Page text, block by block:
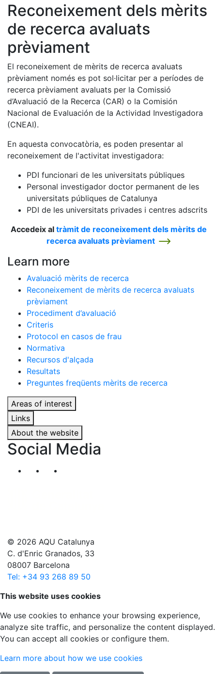
Reconeixement dels mèrits
de recerca avaluats
prèviament
El reconeixement de mèrits de recerca avaluats
prèviament només es pot sol·licitar per a períodes de
recerca prèviament avaluats per la Comissió
d’Avaluació de la Recerca (CAR) o la Comisión
Nacional de Evaluación de la Actividad Investigadora
(CNEAI).
En aquesta convocatòria, es poden presentar al
reconeixement de l'activitat investigadora:
PDI funcionari de les universitats públiques
Personal investigador doctor permanent de les
universitats públiques de Catalunya
PDI de les universitats privades i centres adscrits
Accedeix al tràmit de reconeixement dels mèrits de
recerca avaluats prèviament
Learn more
Avaluació mèrits de recerca
Reconeixement de mèrits de recerca avaluats
prèviament
Procediment d’avaluació
Criteris
Protocol en casos de frau
Normativa
Recursos d'alçada
Resultats
Preguntes freqüents mèrits de recerca
Areas of interest
Links
About the website
Social Media
Segueix-nos al nostre canal de Twitter
© 2026 AQU Catalunya
C. d'Enric Granados, 33
08007 Barcelona
Tel: +34 93 268 89 50
Scroll to top
This website uses cookies
We use cookies to enhance your browsing experience,
analyze site traffic, and personalize the content displayed.
You can accept all cookies or configure them.
Learn more about how we use cookies